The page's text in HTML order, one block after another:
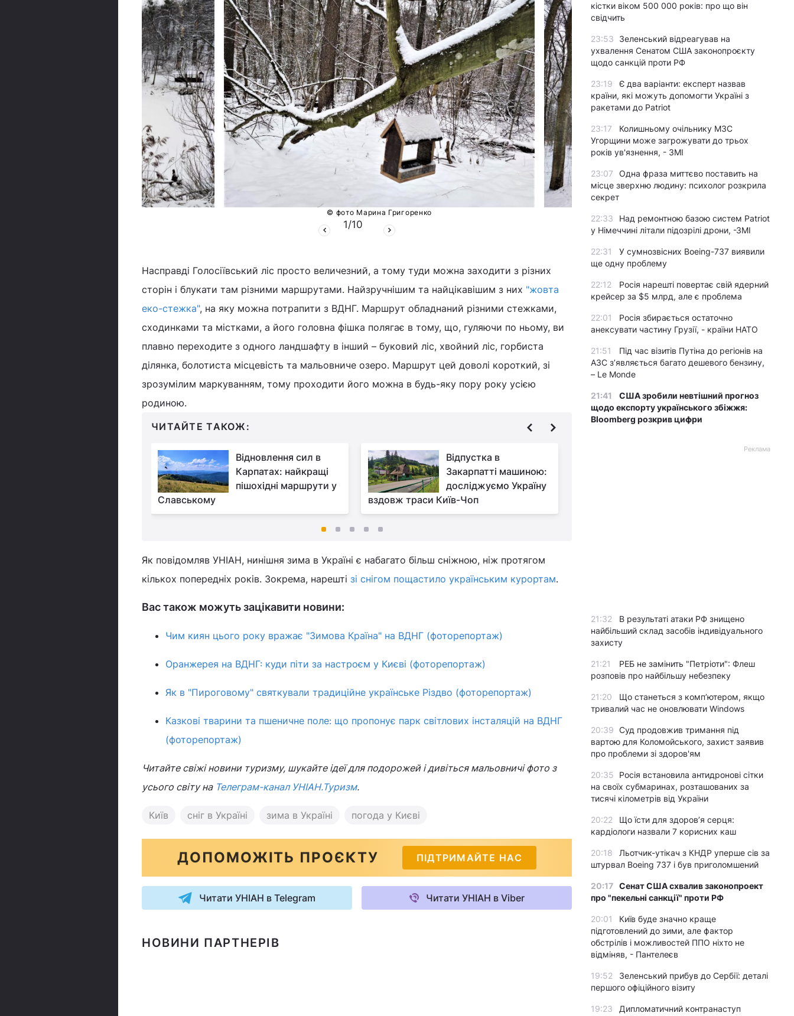
© фото Марина Григоренко
1/10
Насправді Голосіївський ліс просто величезний, а тому туди можна заходити з різних
сторін і блукати там різними маршрутами. Найзручнішим та найцікавішим з них "жовта
еко-стежка", на яку можна потрапити з ВДНГ. Маршрут обладнаний різними стежками,
сходинками та містками, а його головна фішка полягає в тому, що, гуляючи по ньому, ви
плавно переходите з одного ландшафту в інший – буковий ліс, хвойний ліс, горбиста
ділянка, болотиста місцевість та мальовниче озеро. Маршрут цей доволі короткий, зі
зрозумілим маркуванням, тому проходити його можна в будь-яку пору року усією
родиною.
ЧИТАЙТЕ ТАКОЖ:
Відновлення сил в
Карпатах: найкращі
пішохідні маршрути у
Славському
Відпустка в
Закарпатті машиною:
досліджуємо Україну
вздовж траси Київ-Чоп
Як повідомляв УНІАН, нинішня зима в Україні є набагато більш сніжною, ніж протягом
кількох попередніх років. Зокрема, нарешті зі снігом пощастило українським курортам.
Вас також можуть зацікавити новини:
Чим киян цього року вражає "Зимова Країна" на ВДНГ (фоторепортаж)
Оранжерея на ВДНГ: куди піти за настроєм у Києві (фоторепортаж)
Як в "Пироговому" святкували традиційне українське Різдво (фоторепортаж)
Казкові тварини та пшеничне поле: що пропонує парк світлових інсталяцій на ВДНГ
(фоторепортаж)
Читайте свіжі новини туризму, шукайте ідеї для подорожей і дивіться мальовничі фото з
усього світу на Телеграм-канал УНІАН.Туризм.
Київ сніг в Україні зима в Україні погода у Києві
ДОПОМОЖІТЬ ПРОЄКТУ ПІДТРИМАЙТЕ НАС
Читати УНІАН в Telegram Читати УНІАН в Viber
НОВИНИ ПАРТНЕРІВ
кістки віком 500 000 років: про що він
свідчить
23:53
Зеленський відреагував на
ухвалення Сенатом США законопроєкту
щодо санкцій проти РФ
23:19
Є два варіанти: експерт назвав
країни, які можуть допомогти Україні з
ракетами до Patriot
23:17
Колишньому очільнику МЗС
Угорщини може загрожувати до трьох
років ув'язнення, - ЗМІ
23:07
Одна фраза миттєво поставить на
місце зверхню людину: психолог розкрила
секрет
22:33
Над ремонтною базою систем Patriot
у Німеччині літали підозрілі дрони, -ЗМІ
22:31
У сумнозвісних Boeing-737 виявили
ще одну проблему
22:12
Росія нарешті повертає свій ядерний
крейсер за $5 млрд, але є проблема
22:01
Росія збирається остаточно
анексувати частину Грузії, - країни НАТО
21:51
Під час візитів Путіна до регіонів на
АЗС з’являється багато дешевого бензину,
– Le Monde
21:41
США зробили невтішний прогноз
щодо експорту українського збіжжя:
Bloomberg розкрив цифри
Реклама
21:32
В результаті атаки РФ знищено
найбільший склад засобів індивідуального
захисту
21:21
РЕБ не замінить "Петріоти": Флеш
розповів про найбільшу небезпеку
21:20
Що станеться з комп’ютером, якщо
тривалий час не оновлювати Windows
20:39 Суд продовжив тримання під
вартою для Коломойського, захист заявив
про проблеми зі здоров'ям
20:35
Росія встановила антидронові сітки
на своїх субмаринах, розташованих за
тисячі кілометрів від України
20:22
Що їсти для здоров’я серця:
кардіологи назвали 7 корисних каш
20:18
Льотчик-утікач з КНДР уперше сів за
штурвал Boeing 737 і був приголомшений
20:17 Сенат США схвалив законопроект
про "пекельні санкції" проти РФ
20:01
Київ буде значно краще
підготовлений до зими, але фактор
обстрілів і можливостей ППО ніхто не
відміняв, - Пантелеєв
19:52
Зеленський прибув до Сербії: деталі
першого офіційного візиту
19:23
Дипломатичний контранаступ